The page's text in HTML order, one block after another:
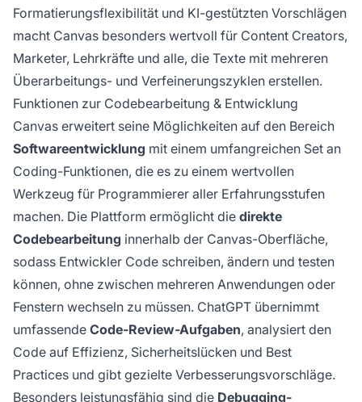
Formatierungsflexibilität und KI-gestützten Vorschlägen
macht Canvas besonders wertvoll für Content Creators,
Marketer, Lehrkräfte und alle, die Texte mit mehreren
Überarbeitungs- und Verfeinerungszyklen erstellen.
Funktionen zur Codebearbeitung & Entwicklung
Canvas erweitert seine Möglichkeiten auf den Bereich
Softwareentwicklung mit einem umfangreichen Set an
Coding-Funktionen, die es zu einem wertvollen
Werkzeug für Programmierer aller Erfahrungsstufen
machen. Die Plattform ermöglicht die direkte
Codebearbeitung innerhalb der Canvas-Oberfläche,
sodass Entwickler Code schreiben, ändern und testen
können, ohne zwischen mehreren Anwendungen oder
Fenstern wechseln zu müssen. ChatGPT übernimmt
umfassende Code-Review-Aufgaben, analysiert den
Code auf Effizienz, Sicherheitslücken und Best
Practices und gibt gezielte Verbesserungsvorschläge.
Besonders leistungsfähig sind die Debugging-